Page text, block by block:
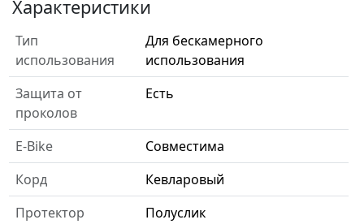
Характеристики
Тип
использования
Для бескамерного
использования
Защита от
проколов
Есть
E-Bike
Совместима
Корд
Кевларовый
Протектор
Полуслик